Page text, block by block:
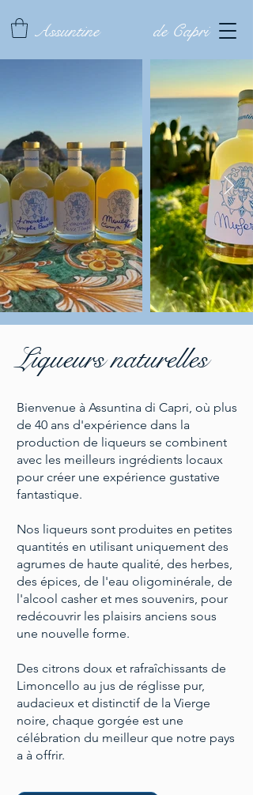
Assuntine de Capri
Liqueurs naturelles
Bienvenue à Assuntina di Capri, où plus
de 40 ans d'expérience dans la
production de liqueurs se combinent
avec les meilleurs ingrédients locaux
pour créer une expérience gustative
fantastique.
Nos liqueurs sont produites en petites
quantités en utilisant uniquement des
agrumes de haute qualité, des herbes,
des épices, de l'eau oligominérale, de
l'alcool casher et mes souvenirs, pour
redécouvrir les plaisirs anciens sous
une nouvelle forme.
Des citrons doux et rafraîchissants de
Limoncello au jus de réglisse pur,
audacieux et distinctif de la Vierge
noire, chaque gorgée est une
célébration du meilleur que notre pays
a à offrir.